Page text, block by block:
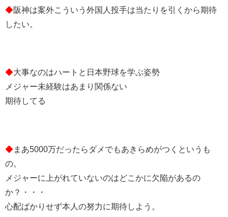
◆阪神は案外こういう外国人投手は当たりを引くから期待
したい。
◆大事なのはハートと日本野球を学ぶ姿勢
メジャー未経験はあまり関係ない
期待してる
◆まあ5000万だったらダメでもあきらめがつくというも
の。
メジャーに上がれていないのはどこかに欠陥があるの
か？・・・
心配ばかりせず本人の努力に期待しよう。